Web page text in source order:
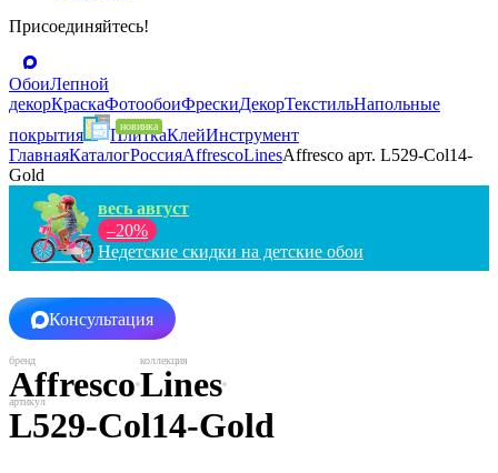
Присоединяйтесь!
ОбоиЛепной
декорКраскаФотообоиФрескиДекорТекстильНапольные
покрытия
ПлиткаКлейИнструмент
ГлавнаяКаталогРоссияAffrescoLinesAffresco арт. L529-Col14-
Gold
весь август
–20%
Недетские скидки на детские обои
Консультация
AffrescoLines
L529-Col14-Gold